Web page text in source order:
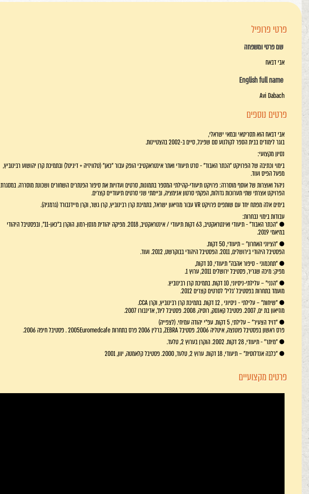
פרטי פרופיל
שם פרטי ומשפחה
אבי דבאח
English full name
Avi Dabach
פרטים נוספים
אבי דבאח הוא תסריטאי ובמאי ישראלי,
בוגר לימודים בבית הספר לקולנוע סם שפיגל, סיים ב-2002 בהצטיינות.
נסיון מקצועי:
בימוי וכתיבה של הפרויקט "הכתר האבוד" - סרט תיעודי ואתר אינטראקטיבי הופק עבור "כאן" (טלוויזיה + דיגיטל) ובתמיכת קרן יהושוע רבינוביץ,
מפעל הפיס ועוד.
ניהול ואוצרות של אוסף מוסררה: פרויקט תיעודי-קהילתי המספר בתמונות, סרטים ועדויות את סיפור הפנתרים השחורים ושכונת מוסררה. במסגרת
הפרויקט אצרתי שתי תערוכות גדולות, הפקתי סרטון אנימציה, וביימתי שני סרטים תיעודיים קצרים.
בימים אלה מפתח יחד עם שותפים פרויקט VR עבור מוזיאון ישראל, בתמיכת קרן רבינוביץ, קרן גשר, וקרן מיידנבורד (גרמניה).
עבודות בימוי נבחרות:
● "הכתר האבוד" - תיעודי ואינטראקטיב, 63 דקות תיעודי / אינטראקטיב, 2018. מפיקה יהודית מנסן-רמון. הוקרן ב"כאן-11", ובפסטיבל היהודי
במיאמי 2019.
● "הציוני האחרון" – תיעודי, 50 דקות.
הפסטיבל היהודי בירושלים, 2011. הפסטיבל היהודי בבוקרשט, 2012. ועוד.
● "תחכמוני - סיפור אהבה" תיעודי, 10 דקות,
מפיק: מיכה שגריר, פסטיבל ירושלים 2011, ערוץ 1.
● "הנני" – עלילתי-ניסיוני, 10 דקות. בתמיכת קרן רבינוביץ.
מועמד בתחרות בפסטיבל 'גליל' לסרטים קצרים 2012.
● "שיחות" – עלילתי - ניסיוני , 12 דקות. בתמיכת קרן רבינוביץ, וקרן CCA.
מוזיאון בת ים, 2007. פסטיבל קאנסק, רוסיה, 2008. פסטיבל לית', אדינבורו 2007.
● "דויד הצעיר" – עלילתי, 5 דקות. עפ"י יהודה עמיחי. (לצפייה)
פרס ראשון בפסטיבל פוטנצה, איטליה 2006. פסטיבל ZEBRA, ברלין 2006 פרס בתחרות 2005Euromedcafe . פסטיבל חיפה 2006.
● "מיתר" - תיעודי, 28 דקות. 2002. הוקרן בערוץ 2, טלעד.
● "כלבה אנדלוסית" – תיעודי, 18 דקות. ערוץ 2, טלעד, 2000. פסטיבל קלאמטה, יוון, 2001
פרטים מקצועיים